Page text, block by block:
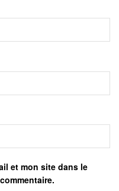
et mon site dans le